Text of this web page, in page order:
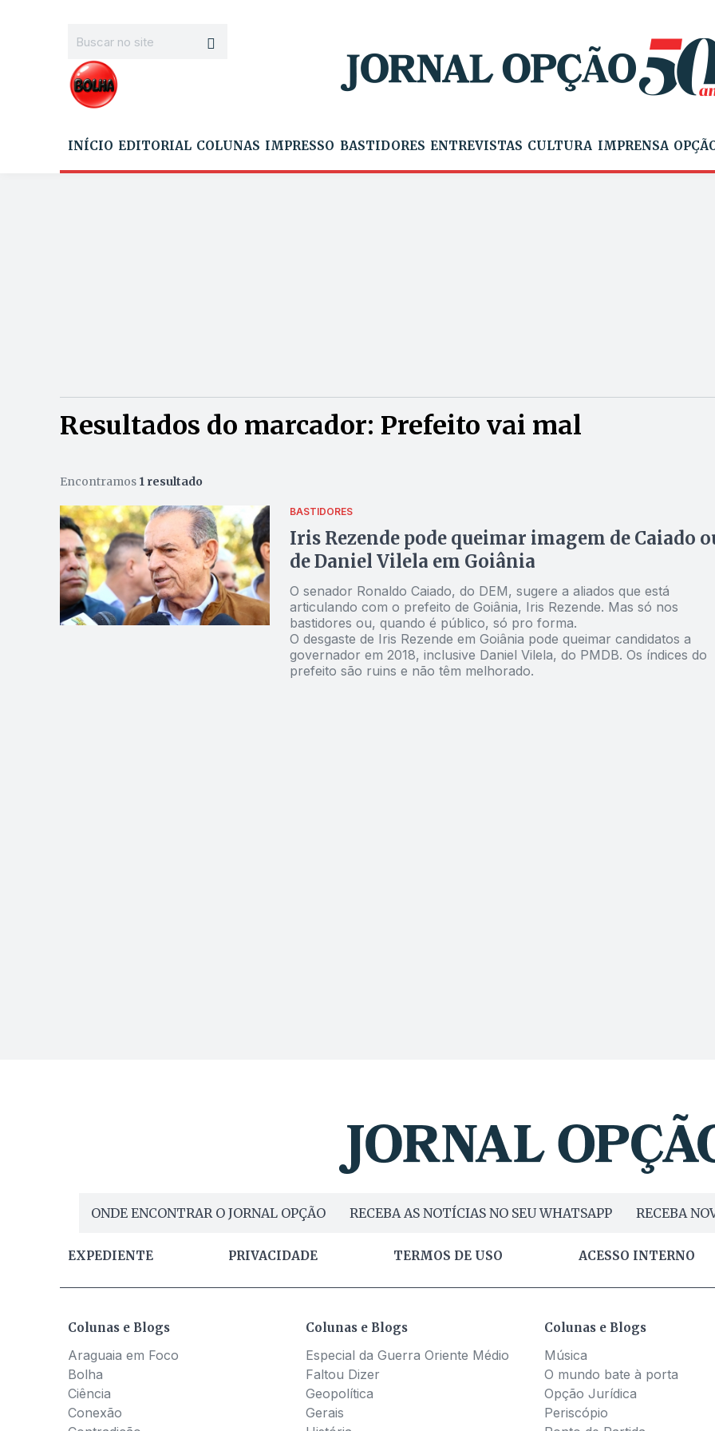
INÍCIO EDITORIAL COLUNAS IMPRESSO BASTIDORES ENTREVISTAS CULTURA IMPRENSA
Resultados do marcador: Prefeito vai mal
Encontramos 1 resultado
BASTIDORES
Iris Rezende pode queimar imagem de Caiado
de Daniel Vilela em Goiânia
O senador Ronaldo Caiado, do DEM, sugere a aliados que está
articulando com o prefeito de Goiânia, Iris Rezende. Mas só nos
bastidores ou, quando é público, só pro forma.
O desgaste de Iris Rezende em Goiânia pode queimar candidatos a
governador em 2018, inclusive Daniel Vilela, do PMDB. Os índices do
prefeito são ruins e não têm melhorado.
ONDE ENCONTRAR O JORNAL OPÇÃO RECEBA AS NOTÍCIAS NO SEU WHATSAPP RECEBA
EXPEDIENTE PRIVACIDADE TERMOS DE USO ACESSO INTERNO
Colunas e Blogs
Araguaia em Foco
Bolha
Ciência
Conexão
Colunas e Blogs
Especial da Guerra Oriente Médio
Faltou Dizer
Geopolítica
Gerais
Colunas e Blogs
Música
O mundo bate à porta
Opção Jurídica
Periscópio